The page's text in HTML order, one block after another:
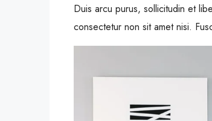
Duis arcu purus, sollicitudin et
consectetur non sit amet nisi.